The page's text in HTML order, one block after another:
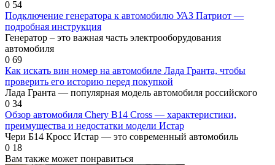
0 54
Подключение генератора к автомобилю УАЗ Патриот —
подробная инструкция
Генератор – это важная часть электрооборудования
автомобиля
0 69
Как искать вин номер на автомобиле Лада Гранта, чтобы
проверить его историю перед покупкой
Лада Гранта — популярная модель автомобиля российского
0 34
Обзор автомобиля Chery B14 Cross — характеристики,
преимущества и недостатки модели Истар
Чери Б14 Кросс Истар — это современный автомобиль
0 18
Вам также может понравиться